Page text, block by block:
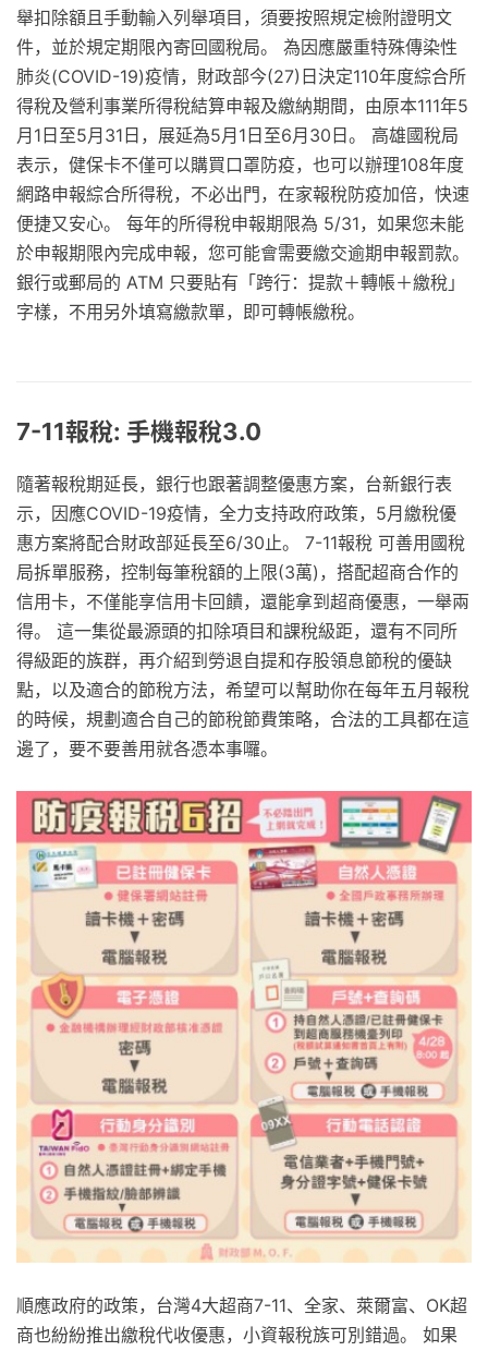
舉扣除額且手動輸入列舉項目，須要按照規定檢附證明文
件，並於規定期限內寄回國稅局。 為因應嚴重特殊傳染性
肺炎(COVID-19)疫情，財政部今(27)日決定110年度綜合所
得稅及營利事業所得稅結算申報及繳納期間，由原本111年5
月1日至5月31日，展延為5月1日至6月30日。 高雄國稅局
表示，健保卡不僅可以購買口罩防疫，也可以辦理108年度
網路申報綜合所得稅，不必出門，在家報稅防疫加倍，快速
便捷又安心。 每年的所得稅申報期限為 5/31，如果您未能
於申報期限內完成申報，您可能會需要繳交逾期申報罰款。
銀行或郵局的 ATM 只要貼有「跨行：提款＋轉帳＋繳稅」
字樣，不用另外填寫繳款單，即可轉帳繳稅。
7-11報稅: 手機報稅3.0
隨著報稅期延長，銀行也跟著調整優惠方案，台新銀行表
示，因應COVID-19疫情，全力支持政府政策，5月繳稅優
惠方案將配合財政部延長至6/30止。 7-11報稅 可善用國稅
局拆單服務，控制每筆稅額的上限(3萬)，搭配超商合作的
信用卡，不僅能享信用卡回饋，還能拿到超商優惠，一舉兩
得。 這一集從最源頭的扣除項目和課稅級距，還有不同所
得級距的族群，再介紹到勞退自提和存股領息節稅的優缺
點，以及適合的節稅方法，希望可以幫助你在每年五月報稅
的時候，規劃適合自己的節稅節費策略，合法的工具都在這
邊了，要不要善用就各憑本事囉。
順應政府的政策，台灣4大超商7-11、全家、萊爾富、OK超
商也紛紛推出繳稅代收優惠，小資報稅族可別錯過。 如果